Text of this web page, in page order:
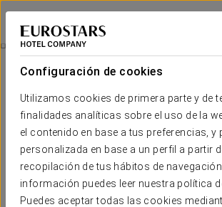
Configuración de cookies
Utilizamos cookies de primera parte y de
finalidades analíticas sobre el uso de la
el contenido en base a tus preferencias, y
personalizada en base a un perfil a partir
recopilación de tus hábitos de
información puedes leer nuestra política
Puedes aceptar todas las cookies
Áurea Palacio de Sober
LUGO - SOBER
Paseo En Catamarán